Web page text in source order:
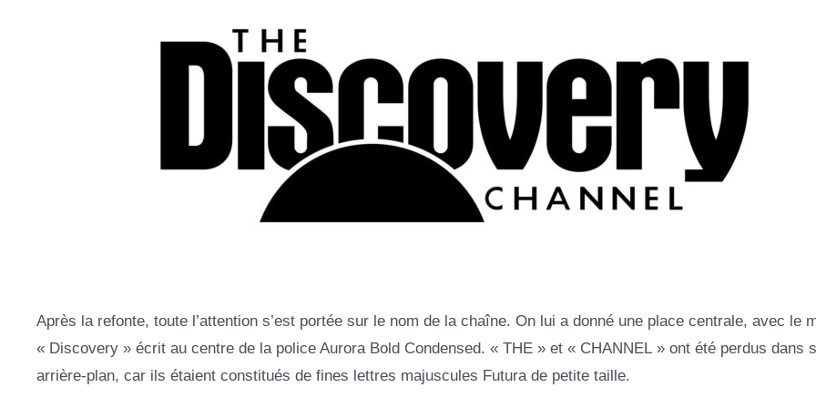
Après la refonte, toute l’attention s’est portée sur le nom de la chaîne. On lui a donné une place centrale, avec le
« Discovery » écrit au centre de la police Aurora Bold Condensed. « THE » et « CHANNEL » ont été perdus dans
arrière-plan, car ils étaient constitués de fines lettres majuscules Futura de petite taille.